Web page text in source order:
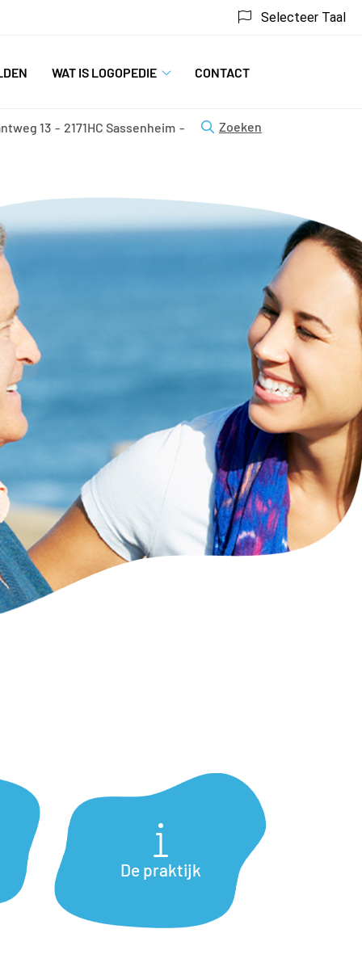
Selecteer Taal
WAT IS LOGOPEDIE
logopedie
submenu
CONTACT
13 2171HC Sassenheim Zoeken
De praktijk